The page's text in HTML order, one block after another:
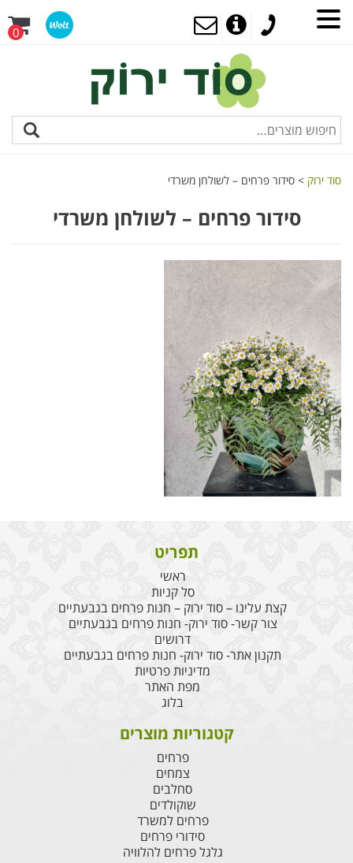
0
סוד ירוק > סידור פרחים – לשולחן משרדי
סידור פרחים – לשולחן משרדי
תפריט
ראשי
סל קניות
קצת עלינו – סוד ירוק – חנות פרחים בגבעתיים
צור קשר- סוד ירוק- חנות פרחים בגבעתיים
דרושים
תקנון אתר- סוד ירוק- חנות פרחים בגבעתיים
מדיניות פרטיות
מפת האתר
בלוג
קטגוריות מוצרים
פרחים
צמחים
סחלבים
שוקולדים
פרחים למשרד
סידורי פרחים
גלגל פרחים להלוויה